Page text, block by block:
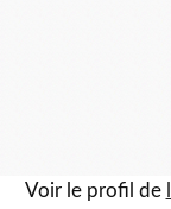
Voir le profil de